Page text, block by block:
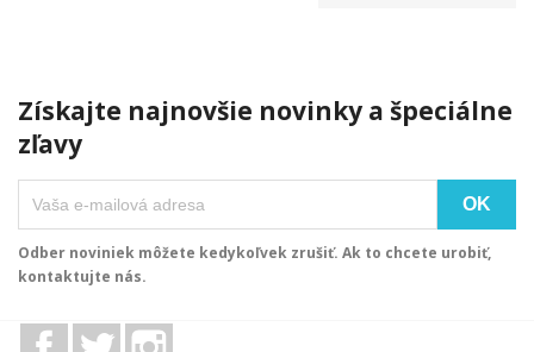
Získajte najnovšie novinky a špeciálne
zľavy
Odber noviniek môžete kedykoľvek zrušiť. Ak to chcete urobiť,
kontaktujte nás.
Facebook
Twitter